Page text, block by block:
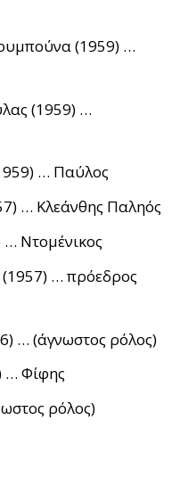
(1959) …
(1959) …
… Παύλος
… Κλεάνθης Παληός
Ντομένικος
(1957) … πρόεδρος
… (άγνωστος ρόλος)
… Φίφης
ρόλος)